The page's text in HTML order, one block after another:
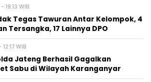
WIB
Tegas Tawuran Antar Kelompok, 4
Tersangka, 17 Lainnya DPO
WIB
Jateng Berhasil Gagalkan
Sabu di Wilayah Karanganyar